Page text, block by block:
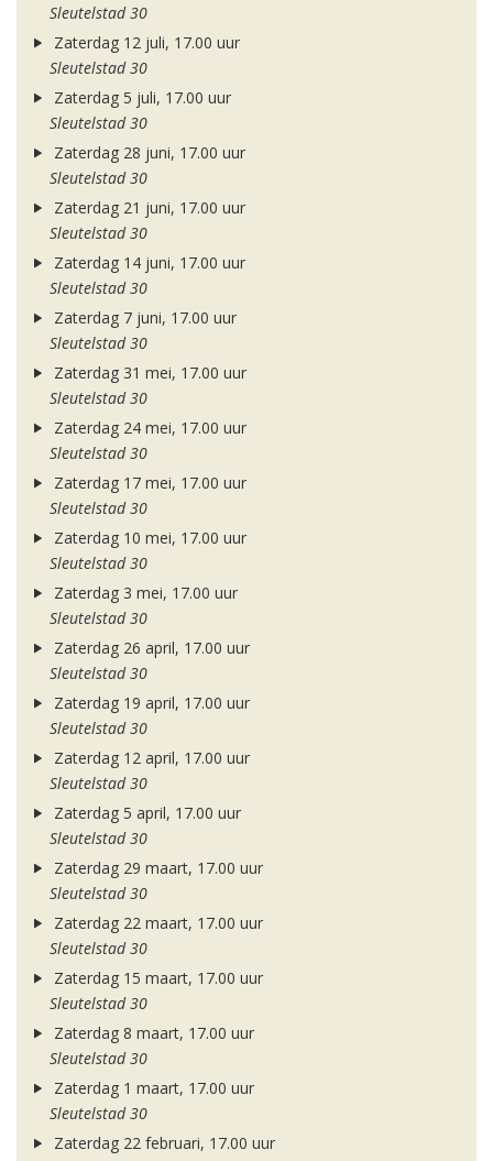
Sleutelstad 30
Zaterdag 12 juli, 17.00 uur
Sleutelstad 30
Zaterdag 5 juli, 17.00 uur
Sleutelstad 30
Zaterdag 28 juni, 17.00 uur
Sleutelstad 30
Zaterdag 21 juni, 17.00 uur
Sleutelstad 30
Zaterdag 14 juni, 17.00 uur
Sleutelstad 30
Zaterdag 7 juni, 17.00 uur
Sleutelstad 30
Zaterdag 31 mei, 17.00 uur
Sleutelstad 30
Zaterdag 24 mei, 17.00 uur
Sleutelstad 30
Zaterdag 17 mei, 17.00 uur
Sleutelstad 30
Zaterdag 10 mei, 17.00 uur
Sleutelstad 30
Zaterdag 3 mei, 17.00 uur
Sleutelstad 30
Zaterdag 26 april, 17.00 uur
Sleutelstad 30
Zaterdag 19 april, 17.00 uur
Sleutelstad 30
Zaterdag 12 april, 17.00 uur
Sleutelstad 30
Zaterdag 5 april, 17.00 uur
Sleutelstad 30
Zaterdag 29 maart, 17.00 uur
Sleutelstad 30
Zaterdag 22 maart, 17.00 uur
Sleutelstad 30
Zaterdag 15 maart, 17.00 uur
Sleutelstad 30
Zaterdag 8 maart, 17.00 uur
Sleutelstad 30
Zaterdag 1 maart, 17.00 uur
Sleutelstad 30
Zaterdag 22 februari, 17.00 uur